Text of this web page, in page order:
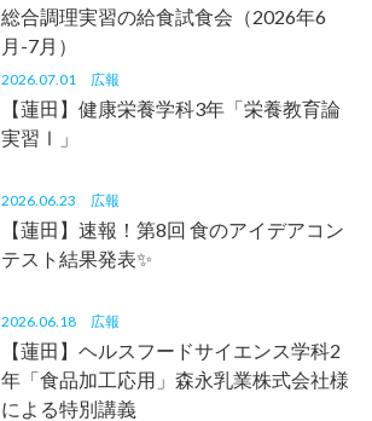
総合調理実習の給食試食会（2026年6
月-7月）
2026.07.01 広報
【蓮田】健康栄養学科3年「栄養教育論
実習Ⅰ」
2026.06.23 広報
【蓮田】速報！第8回 食のアイデアコン
テスト結果発表✨
2026.06.18 広報
【蓮田】ヘルスフードサイエンス学科2
年「食品加工応用」森永乳業株式会社様
による特別講義